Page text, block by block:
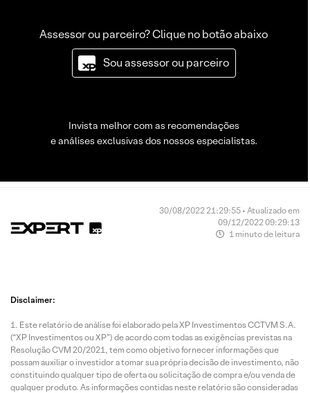
Assessor ou parceiro? Clique no botão abaixo
Sou assessor ou parceiro
Invista melhor com as recomendações
e análises exclusivas dos nossos especialistas.
30/08/2022 21:29:55 • Atualizado em
09/12/2022 09:29:13
1 minuto de leitura
Disclaimer:
Este relatório de análise foi elaborado pela XP Investimentos CCTVM S.A.
(“XP Investimentos ou XP”) de acordo com todas as exigências previstas na
Resolução CVM 20/2021, tem como objetivo fornecer informações que
possam auxiliar o investidor a tomar sua própria decisão de investimento, não
constituindo qualquer tipo de oferta ou solicitação de compra e/ou venda de
qualquer produto. As informações contidas neste relatório são consideradas